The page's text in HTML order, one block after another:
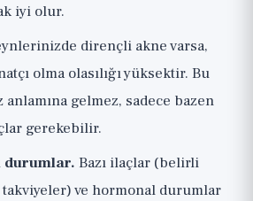
iyi olur.
dirençli akne varsa,
olma olasılığı yüksektir. Bu
gelmez, sadece bazen
gerekebilir.
durumlar. Bazı ilaçlar (belirli
takviyeler) ve hormonal durumlar